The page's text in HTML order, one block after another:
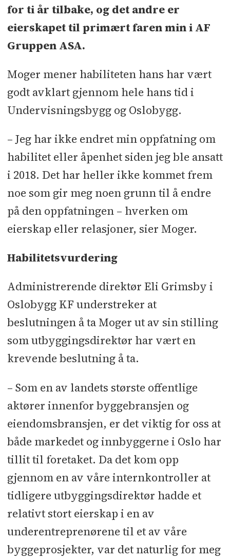
for ti år tilbake, og det andre er
eierskapet til primært faren min i AF
Gruppen ASA.
Moger mener habiliteten hans har vært
godt avklart gjennom hele hans tid i
Undervisningsbygg og Oslobygg.
– Jeg har ikke endret min oppfatning om
habilitet eller åpenhet siden jeg ble ansatt
i 2018. Det har heller ikke kommet frem
noe som gir meg noen grunn til å endre
på den oppfatningen – hverken om
eierskap eller relasjoner, sier Moger.
Habilitetsvurdering
Administrerende direktør Eli Grimsby i
Oslobygg KF understreker at
beslutningen å ta Moger ut av sin stilling
som utbyggingsdirektør har vært en
krevende beslutning å ta.
– Som en av landets største offentlige
aktører innenfor byggebransjen og
eiendomsbransjen, er det viktig for oss at
både markedet og innbyggerne i Oslo har
tillit til foretaket. Da det kom opp
gjennom en av våre internkontroller at
tidligere utbyggingsdirektør hadde et
relativt stort eierskap i en av
underentreprenørene til et av våre
byggeprosjekter, var det naturlig for meg